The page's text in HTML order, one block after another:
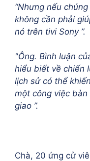
“Nhưng nếu
không cần phải
nó trên tivi Sony ”.
"Ông. Bình luận
hiểu biết về chiến
lịch sử có thể
một công việc
giao ”.
Chà, 20 ứng cử